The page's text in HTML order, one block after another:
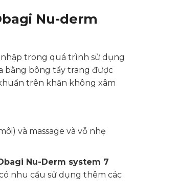
Nu-derm
nhập trong quá trình sử dụng
bằng bông tẩy trang được
trên khăn không xâm
và massage và vỗ nhẹ
Nu-Derm system 7
nhu cầu sử dụng thêm các